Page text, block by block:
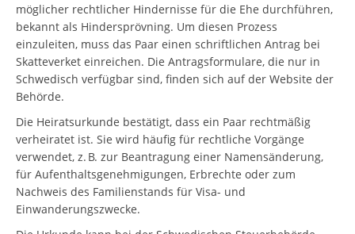
möglicher rechtlicher Hindernisse für die Ehe durchführen,
bekannt als Hindersprövning. Um diesen Prozess
einzuleiten, muss das Paar einen schriftlichen Antrag bei
Skatteverket einreichen. Die Antragsformulare, die nur in
Schwedisch verfügbar sind, finden sich auf der Website der
Behörde.
Die Heiratsurkunde bestätigt, dass ein Paar rechtmäßig
verheiratet ist. Sie wird häufig für rechtliche Vorgänge
verwendet, z. B. zur Beantragung einer Namensänderung,
für Aufenthaltsgenehmigungen, Erbrechte oder zum
Nachweis des Familienstands für Visa- und
Einwanderungszwecke.